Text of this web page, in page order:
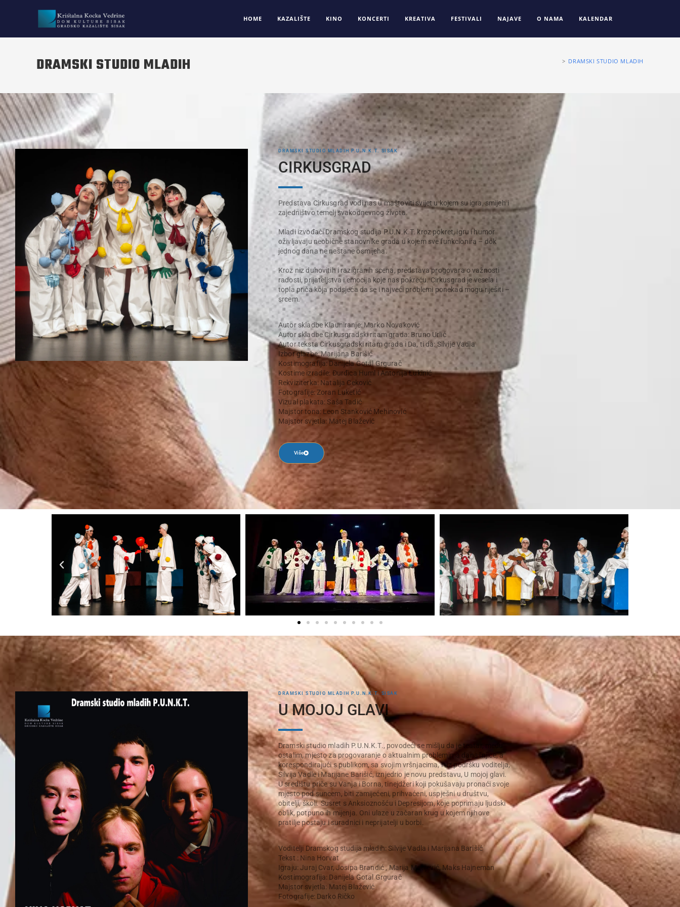
HOME KAZALIŠTE KINO KONCERTI KREATIVA FESTIVALI NAJAVE O NAMA KALENDAR
DRAMSKI STUDIO MLADIH > DRAMSKI STUDIO MLADIH
DRAMSKI STUDIO MLADIH P.U.N.K.T. SISAK
CIRKUSGRAD
Predstava Cirkusgrad vodi nas u maštoviti svijet u kojem su igra, smijeh i
zajedništvo temelj svakodnevnog života.
Mladi izvođači Dramskog studija P.U.N.K.T. kroz pokret, igru i humor
oživljavaju neobične stanovnike grada u kojem sve funkcionira – dok
jednog dana ne nestane osmijeha.
Kroz niz duhovitih i razigranih scena, predstava progovara o važnosti
radosti, prijateljstva i emocija koje nas pokreću. Cirkusgrad je vesela i
topla priča koja podsjeća da se i najveći problemi ponekad mogu riješiti –
srcem.
Autor skladbe Klauniranje: Marko Novaković
Autor skladbe Cirkusgradski ritam grada: Bruno Urlić
Autor teksta Cirkusgradski ritam grada i Da, ti da: Silvije Vadla
Izbor glazbe: Marijana Barišić
Kostimografija: Danijela Gotal Grgurač
Kostime izradile: Đurđica Huml i Antonija Lukinić
Rekviziterka: Natalija Ceković
Fotografije: Zoran Luketić
Vizual plakata: Saša Tadić
Majstor tona: Leon Stanković Mehinović
Majstor svjetla: Matej Blažević
Više
DRAMSKI STUDIO MLADIH P.U.N.K.T. SISAK
U MOJOJ GLAVI
Dramski studio mladih P.U.N.K.T., povodeći se mišlju da je teatar, među
ostalim, mjesto za progovaranje o aktualnim problemima današnjice, a
korespondirajući s publikom, sa svojim vršnjacima, i uz podršku voditelja,
Silvija Vadle i Marijane Barišić, iznjedrio je novu predstavu, U mojoj glavi.
U središtu priče su Vanja i Borna, tinejdžeri koji pokušavaju pronaći svoje
mjesto pod suncem, biti zamijećeni, prihvaćeni, uspješni u društvu,
obitelji, školi. Susret s Anksioznošću i Depresijom, koje poprimaju ljudski
oblik, potpuno ih mijenja. Oni ulaze u začaran krug u kojem njihove
pratilje postaju i suradnici i neprijatelji u borbi.
Voditelji Dramskog studija mladih: Silvije Vadla i Marijana Barišić
Tekst : Nina Horvat
Igraju: Juraj Cvar, Josipa Brandić , Marija Matijević, Maks Hajneman
Kostimografija: Danijela Gotal Grgurač
Majstor svjetla: Matej Blažević
Fotografije: Darko Ričko